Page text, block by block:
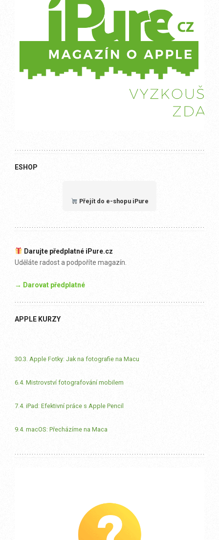
ESHOP
Přejít do e-shopu iPure
Darujte předplatné iPure.cz
Uděláte radost a podpoříte magazín.
→ Darovat předplatné
APPLE KURZY
30.3. Apple Fotky: Jak na fotografie na Macu
6.4. Mistrovství fotografování mobilem
7.4. iPad: Efektivní práce s Apple Pencil
9.4. macOS: Přecházíme na Maca